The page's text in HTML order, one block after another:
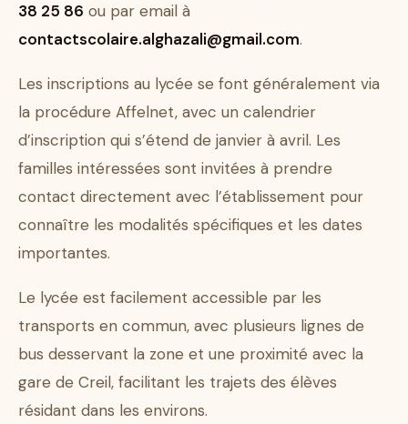
38 25 86 ou par email à
contactscolaire.alghazali@gmail.com.
Les inscriptions au lycée se font généralement via
la procédure Affelnet, avec un calendrier
d’inscription qui s’étend de janvier à avril. Les
familles intéressées sont invitées à prendre
contact directement avec l’établissement pour
connaître les modalités spécifiques et les dates
importantes.
Le lycée est facilement accessible par les
transports en commun, avec plusieurs lignes de
bus desservant la zone et une proximité avec la
gare de Creil, facilitant les trajets des élèves
résidant dans les environs.